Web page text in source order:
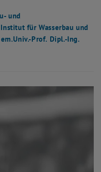
und
für Wasserbau und
Prof. Dipl.-Ing.